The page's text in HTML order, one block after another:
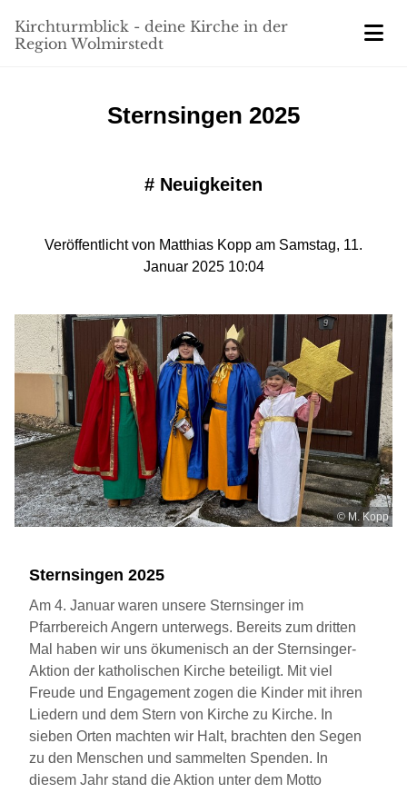
Kirchturmblick - deine Kirche in der
Region Wolmirstedt
Sternsingen 2025
# Neuigkeiten
Veröffentlicht von Matthias Kopp am Samstag, 11.
Januar 2025 10:04
© M. Kopp
Sternsingen 2025
Am 4. Januar waren unsere Sternsinger im
Pfarrbereich Angern unterwegs. Bereits zum dritten
Mal haben wir uns ökumenisch an der Sternsinger-
Aktion der katholischen Kirche beteiligt. Mit viel
Freude und Engagement zogen die Kinder mit ihren
Liedern und dem Stern von Kirche zu Kirche. In
sieben Orten machten wir Halt, brachten den Segen
zu den Menschen und sammelten Spenden. In
diesem Jahr stand die Aktion unter dem Motto